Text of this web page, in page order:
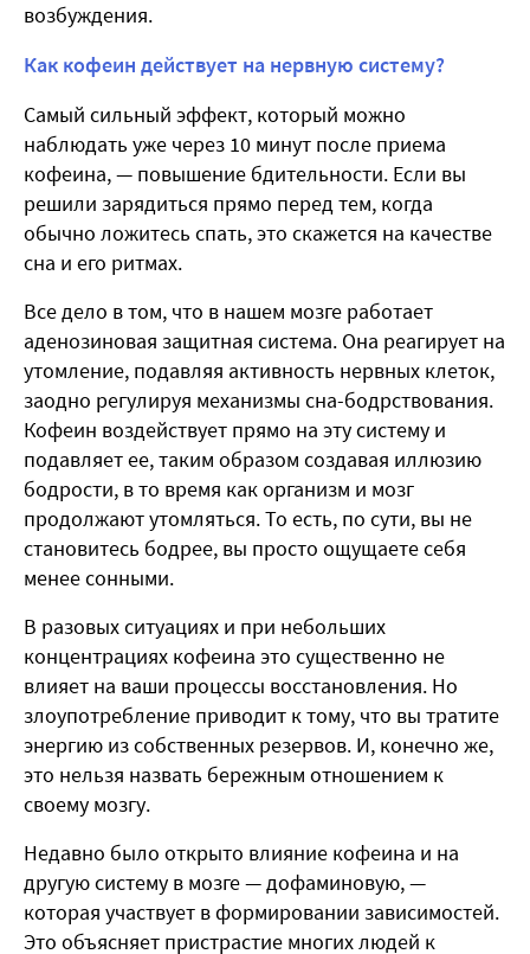
возбуждения.
Как кофеин действует на нервную систему?
Самый сильный эффект, который можно
наблюдать уже через 10 минут после приема
кофеина, — повышение бдительности. Если вы
решили зарядиться прямо перед тем, когда
обычно ложитесь спать, это скажется на качестве
сна и его ритмах.
Все дело в том, что в нашем мозге работает
аденозиновая защитная система. Она реагирует на
утомление, подавляя активность нервных клеток,
заодно регулируя механизмы сна-бодрствования.
Кофеин воздействует прямо на эту систему и
подавляет ее, таким образом создавая иллюзию
бодрости, в то время как организм и мозг
продолжают утомляться. То есть, по сути, вы не
становитесь бодрее, вы просто ощущаете себя
менее сонными.
В разовых ситуациях и при небольших
концентрациях кофеина это существенно не
влияет на ваши процессы восстановления. Но
злоупотребление приводит к тому, что вы тратите
энергию из собственных резервов. И, конечно же,
это нельзя назвать бережным отношением к
своему мозгу.
Недавно было открыто влияние кофеина и на
другую систему в мозге — дофаминовую, —
которая участвует в формировании зависимостей.
Это объясняет пристрастие многих людей к